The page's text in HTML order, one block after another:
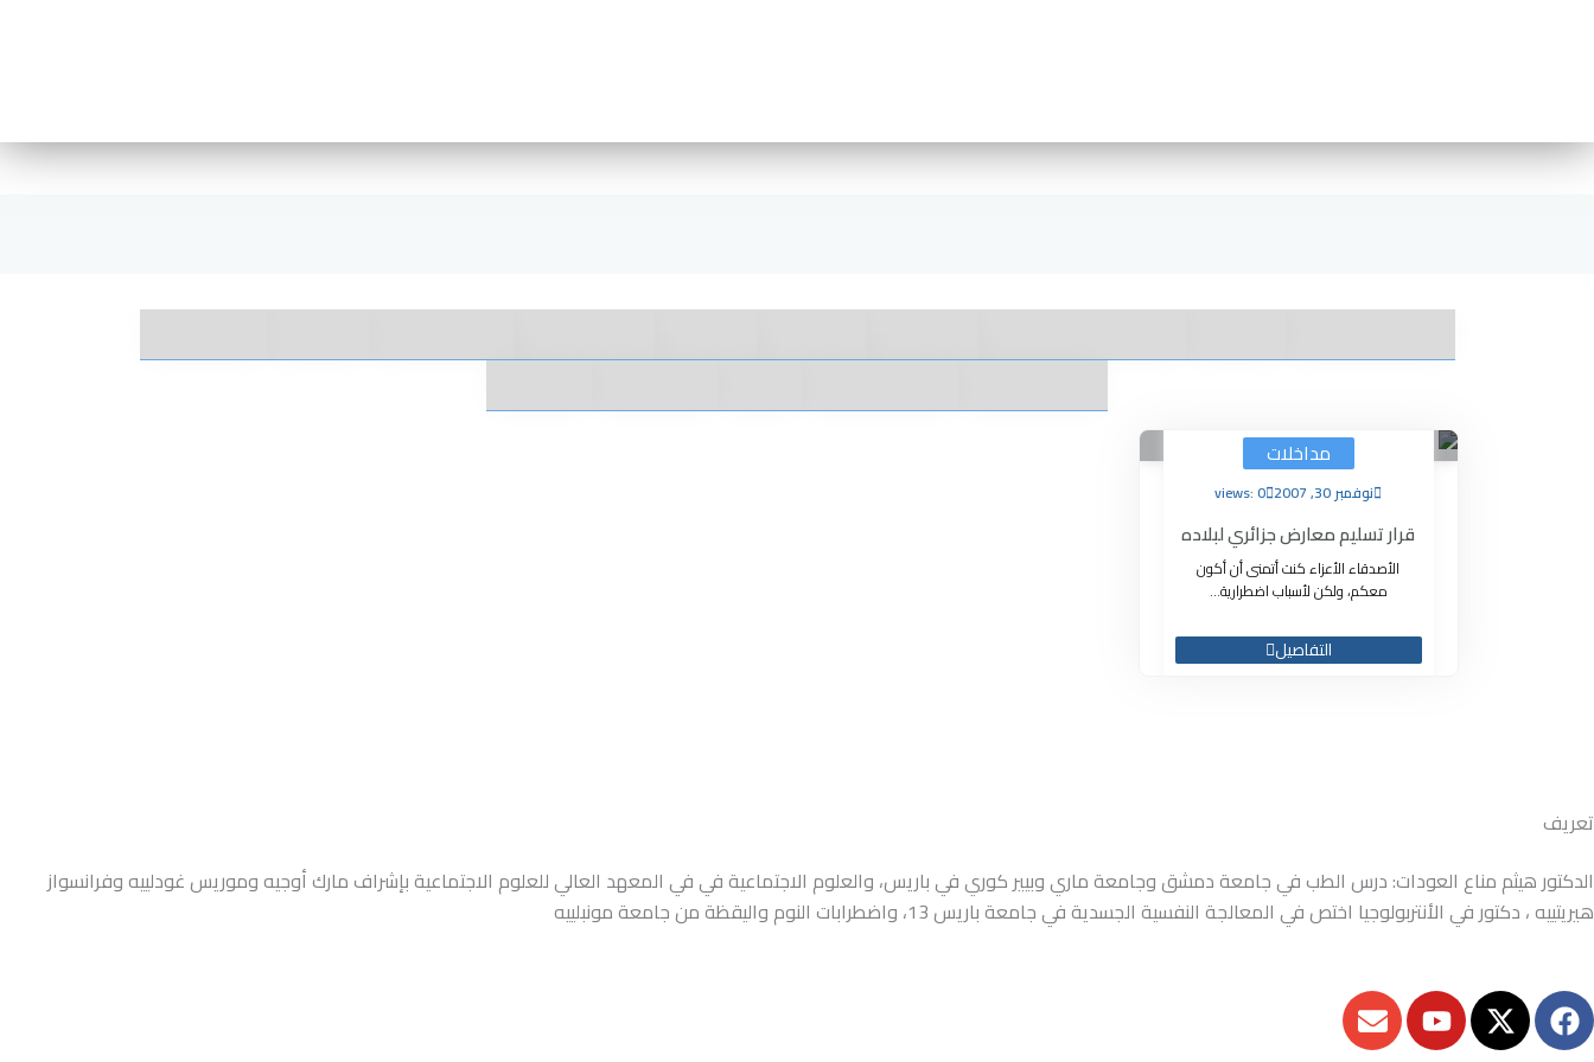
مداخلات
نوفمبر 30, 2007 views: 0
قرار تسليم معارض جزائري لبلاده
الأصدقاء الأعزاء كنت أتمنى أن أكون
معكم، ولكن لأسباب اضطرارية...
التفاصيل
تعريف
الدكتور هيثم مناع العودات: درس الطب في جامعة دمشق وجامعة ماري وبيير كوري في باريس، والعلوم الاجتماعية في في المعهد العالي للعلوم الاجتماعية بإشراف مارك أوجيه وموريس غودلييه وفرانسواز
هيريتييه ، دكتور في الأنتربولوجيا اختص في المعالجة النفسية الجسدية في جامعة باريس 13، واضطرابات النوم واليقظة من جامعة مونبلييه
F
a
X
-
Y
o
E
n